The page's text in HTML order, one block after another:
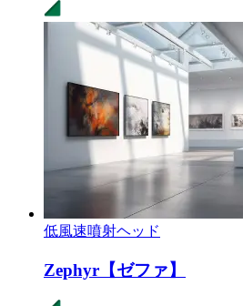
低風速噴射ヘッド
Zephyr【ゼファ】